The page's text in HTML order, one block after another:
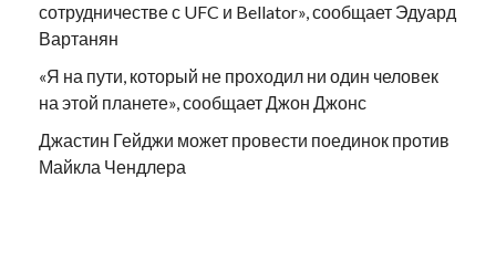
сотрудничестве с UFC и Bellator», сообщает Эдуард
Вартанян
«Я на пути, который не проходил ни один человек
на этой планете», сообщает Джон Джонс
Джастин Гейджи может провести поединок против
Майкла Чендлера